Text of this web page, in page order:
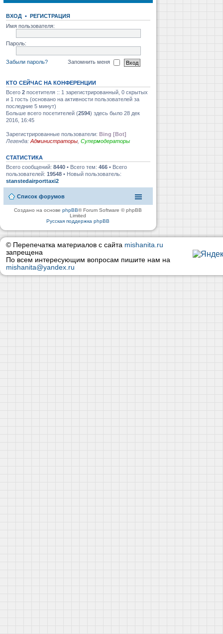
ВХОД • РЕГИСТРАЦИЯ
Имя пользователя:
Пароль:
Забыли пароль? Запомнить меня
КТО СЕЙЧАС НА КОНФЕРЕНЦИИ
Всего 2 посетителя :: 1 зарегистрированный, 0 скрытых
и 1 гость (основано на активности пользователей за
последние 5 минут)
Больше всего посетителей (2594) здесь было 28 дек
2016, 16:45
Зарегистрированные пользователи: Bing [Bot]
Легенда: Администраторы Супермодераторы
СТАТИСТИКА
Всего сообщений: 8440 • Всего тем: 466 • Всего
пользователей: 19548 • Новый пользователь:
stanstedairporttaxi2
Список форумов
Создано на основеphpBB® Forum Software © phpBB
Limited
Русская поддержка phpBB
© Перепечатка материалов с сайта mishanita.ru
запрещена
По всем интересующим вопросам пишите нам на
mishanita@yandex.ru